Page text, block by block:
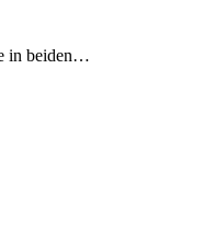
in beiden…